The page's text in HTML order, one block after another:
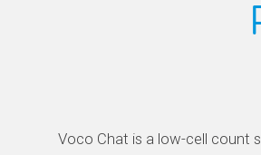
Voco Chat is a low-cell count